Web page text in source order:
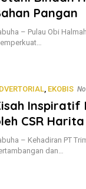
Pangan
– Pulau Obi
, EKOBIS
Inspiratif
CSR
– Kehadiran PT
dan…